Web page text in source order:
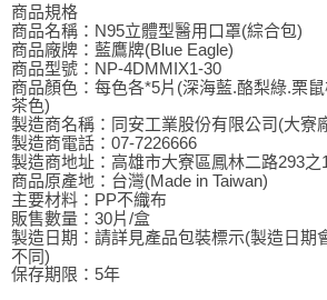
商品規格
商品名稱：N95立體型醫用口罩(綜合包)
商品廠牌：藍鷹牌(Blue Eagle)
商品型號：NP-4DMMIX1-30
商品顏色：每色各*5片(深海藍.酪梨綠.栗
茶色)
製造商名稱：同安工業股份有限公司(大寮
製造商電話：07-7226666
製造商地址：高雄市大寮區鳳林二路293之
商品原產地：台灣(Made in Taiwan)
主要材料：PP不織布
販售數量：30片/盒
製造日期：請詳見產品包裝標示(製造日期
不同)
保存期限：5年